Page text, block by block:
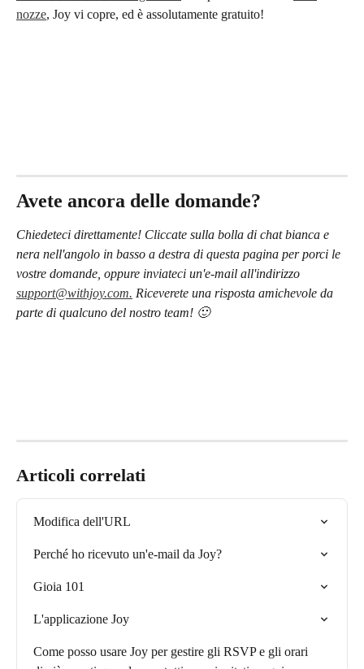
nozze, Joy vi copre, ed è assolutamente gratuito!
Avete ancora delle domande?
Chiedeteci direttamente! Cliccate sulla bolla di chat bianca e
nera nell'angolo in basso a destra di questa pagina per porci le
vostre domande, oppure inviateci un'e-mail all'indirizzo
support@withjoy.com. Riceverete una risposta amichevole da
parte di qualcuno del nostro team! 🙂
Articoli correlati
Modifica dell'URL
Perché ho ricevuto un'e-mail da Joy?
Gioia 101
L'applicazione Joy
Come posso usare Joy per gestire gli RSVP e gli orari